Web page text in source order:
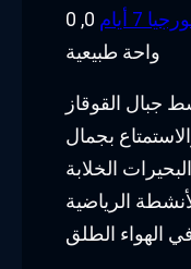
7 أيام
0, 0);”>2. مدينة قازبيغي:
واحة طبيعية
جبال القوقاز
بجمال
الخلابة
الرياضية